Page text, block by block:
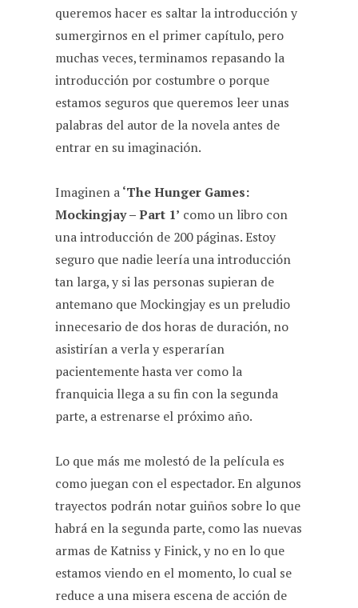
queremos hacer es saltar la introducción y
sumergirnos en el primer capítulo, pero
muchas veces, terminamos repasando la
introducción por costumbre o porque
estamos seguros que queremos leer unas
palabras del autor de la novela antes de
entrar en su imaginación.
Imaginen a‘The Hunger Games:
Mockingjay – Part 1’ como un libro con
una introducción de 200 páginas. Estoy
seguro que nadie leería una introducción
tan larga, y si las personas supieran de
antemano que Mockingjay es un preludio
innecesario de dos horas de duración, no
asistirían a verla y esperarían
pacientemente hasta ver como la
franquicia llega a su fin con la segunda
parte, a estrenarse el próximo año.
Lo que más me molestó de la película es
como juegan con el espectador. En algunos
trayectos podrán notar guiños sobre lo que
habrá en la segunda parte, como las nuevas
armas de Katniss y Finick, y no en lo que
estamos viendo en el momento, lo cual se
reduce a una misera escena de acción de